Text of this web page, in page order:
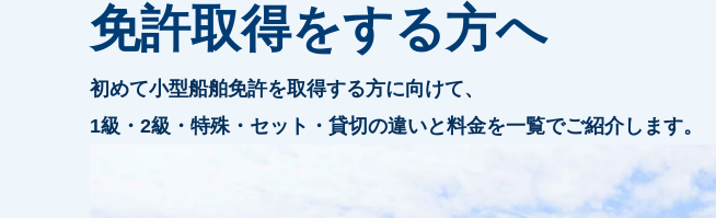
免許取得をする方へ
初めて小型船舶免許を取得する方に向けて、
1級・2級・特殊・セット・貸切の違いと料金を一覧でご紹介します。